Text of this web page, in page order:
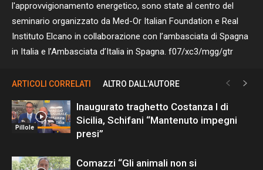
l'approvvigionamento energetico, sono state al centro del
seminario organizzato da Med-Or Italian Foundation e Real
Instituto Elcano in collaborazione con l’ambasciata di Spagna
in Italia e l’Ambasciata d’Italia in Spagna. f07/xc3/mgg/gtr
ARTICOLI CORRELATI ALTRO DALL'AUTORE
Pillole
Inaugurato traghetto Costanza I di
Sicilia, Schifani “Mantenuto impegni
presi”
Comazzi “Gli animali non si